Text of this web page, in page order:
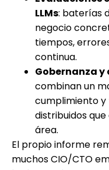
LLMs: baterías
negocio
tiempos,
continua.
Gobernanza
combinan un
cumplimiento y
distribuidos
área.
El propio informe
muchos CIO/CTO